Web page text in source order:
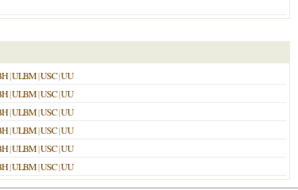
|ULBM|USC|UU
|ULBM|USC|UU
|ULBM|USC|UU
|ULBM|USC|UU
|ULBM|USC|UU
|ULBM|USC|UU